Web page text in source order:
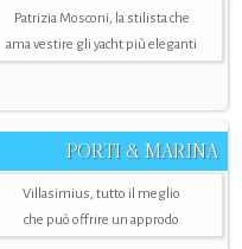
Patrizia Mosconi, la stilista che
ama vestire gli yacht più eleganti
PORTI & MARINA
Villasimius, tutto il meglio
che può offrire un approdo